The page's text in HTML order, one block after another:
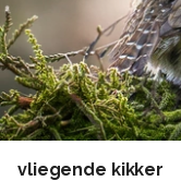
vliegende kikker